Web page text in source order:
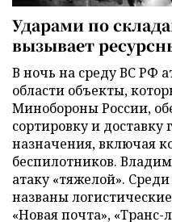
Ударами по
вызывает
В ночь на среду ВС РФ
области объекты,
Минобороны России,
сортировку и доставку
назначения, включая
беспилотников.
атаку «тяжелой».
названы
«Новая почта»,